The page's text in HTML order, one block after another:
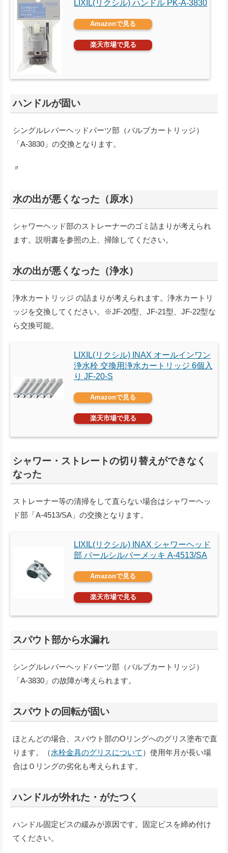
LIXIL(リクシル) ハンドル PK-A-3830
Amazonで見る
楽天市場で見る
ハンドルが固い
シングルレバーヘッドパーツ部（バルブカートリッジ）
「A-3830」の交換となります。
〃
水の出が悪くなった（原水）
シャワーヘッド部のストレーナーのゴミ詰まりが考えられ
ます。説明書を参照の上、掃除してください。
水の出が悪くなった（浄水）
浄水カートリッジ の詰まりが考えられます。浄水カートリ
ッジを交換してください。※JF-20型、JF-21型、JF-22型な
ら交換可能。
LIXIL(リクシル) INAX オールインワン
浄水栓 交換用浄水カートリッジ 6個入
り JF-20-S
Amazonで見る
楽天市場で見る
シャワー・ストレートの切り替えができなく
なった
ストレーナー等の清掃をして直らない場合はシャワーヘッ
ド部「A-4513/SA」の交換となります。
LIXIL(リクシル) INAX シャワーヘッド
部 パールシルバーメッキ A-4513/SA
Amazonで見る
楽天市場で見る
スパウト部から水漏れ
シングルレバーヘッドパーツ部（バルブカートリッジ）
「A-3830」の故障が考えられます。
スパウトの回転が固い
ほとんどの場合、スパウト部のOリングへのグリス塗布で直
ります。（水栓金具のグリスについて ）使用年月が長い場
合はＯリングの劣化も考えられます。
ハンドルが外れた・がたつく
ハンドル固定ビスの緩みが原因です。固定ビスを締め付け
てください。